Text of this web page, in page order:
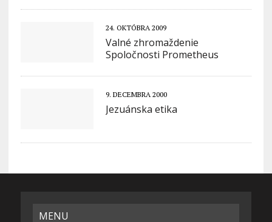
24. OKTÓBRA 2009
Valné zhromaždenie
Spoločnosti Prometheus
9. DECEMBRA 2000
Jezuánska etika
MENU